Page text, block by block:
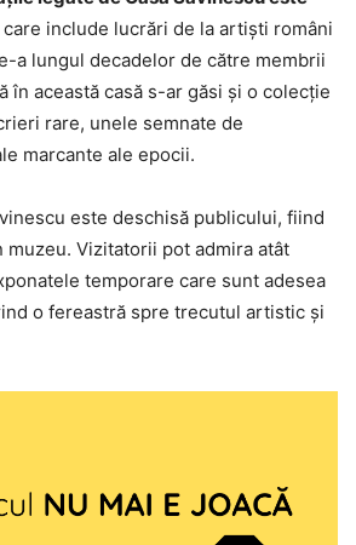
care include lucrări de la artiști români
a lungul decadelor de către membrii
în această casă s-ar găsi și o colecție
rare, unele semnate de
marcante ale epocii.
este deschisă publicului, fiind
Vizitatorii pot admira atât
temporare care sunt adesea
o fereastră spre trecutul artistic și